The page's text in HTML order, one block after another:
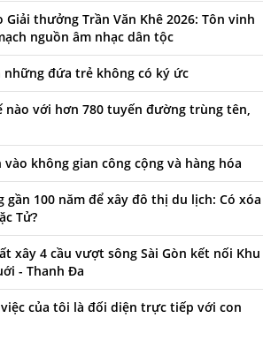
Giải thưởng Trần Văn Khê 2026: Tôn vinh
nguồn âm nhạc dân tộc
những đứa trẻ không có ký ức
nào với hơn 780 tuyến đường trùng tên,
không gian công cộng và hàng hóa
gần 100 năm để xây đô thị du lịch: Có xóa
Tử?
xây 4 cầu vượt sông Sài Gòn kết nối Khu
- Thanh Đa
việc của tôi là đối diện trực tiếp với con